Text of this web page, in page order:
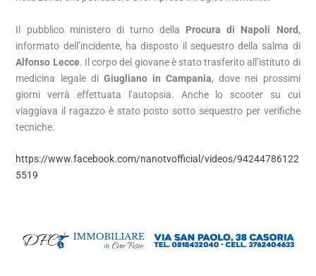
Il pubblico ministero di turno della Procura di Napoli Nord ,
informato dell’incidente, ha disposto il sequestro della salma di
Alfonso Lecce. Il corpo del giovane è stato trasferito all’istituto di
medicina legale diGiugliano in Campania, dove nei prossimi
giorni verrà effettuata l’autopsia. Anche lo scooter su cui
viaggiava il ragazzo è stato posto sotto sequestro per verifiche
tecniche.
https://www.facebook.com/nanotvofficial/videos/94244786122
5519